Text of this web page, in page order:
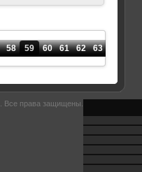
58 59 60 61 62 63
. Все права защищены.